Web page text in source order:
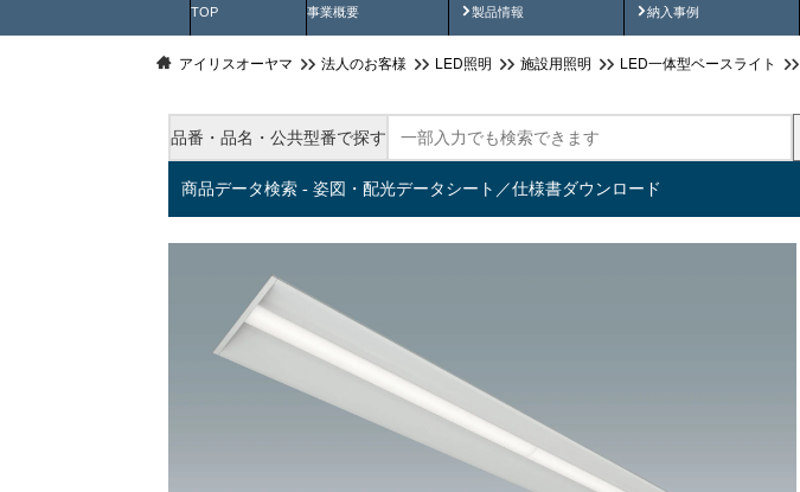
TOP 事業概要 製品情報
製品動画 納入事例
納入事例動画
アイリスオーヤマ 法人のお客様 LED照明 施設用照明 LED一体型ベースライト
品番・品名・公共型番で探す
商品データ検索 - 姿図・配光データシート／仕様書ダウンロード